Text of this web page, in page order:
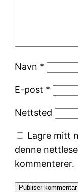
Navn *
E-post *
Nettsted
Lagre mitt
denne
kommenterer.